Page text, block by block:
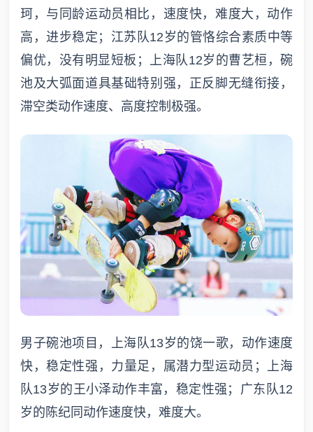
珂，与同龄运动员相比，速度快，难度大，动作
高，进步稳定；江苏队12岁的管恪综合素质中等
偏优，没有明显短板；上海队12岁的曹艺桓，碗
池及大弧面道具基础特别强，正反脚无缝衔接，
滞空类动作速度、高度控制极强。
男子碗池项目，上海队13岁的饶一歌，动作速度
快，稳定性强，力量足，属潜力型运动员；上海
队13岁的王小泽动作丰富，稳定性强；广东队12
岁的陈纪同动作速度快，难度大。